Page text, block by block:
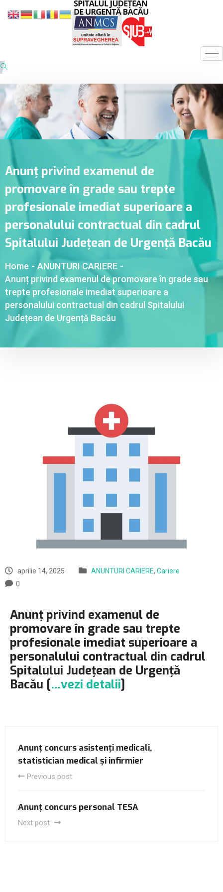
Anunț privind examenul de
promovare în grade sau trepte
profesionale imediat superioare a
personalului contractual din cadrul
Spitalului Județean de Urgență Bacău
Home - ANUNTURI CARIERE -
Anunț privind examenul de promovare în grade sau
trepte profesionale imediat superioare a
personalului contractual din cadrul Spitalului
Județean de Urgență Bacău
aprilie 14, 2025 ANUNTURI CARIERE, Cariere
0
Anunț privind examenul de
promovare în grade sau trepte
profesionale imediat superioare a
personalului contractual din cadrul
Spitalului Județean de Urgență
Bacău […vezi detalii]
Anunț concurs asistenți medicali,
statistician medical și infirmier
Previous post
Anunț concurs personal TESA
Next post